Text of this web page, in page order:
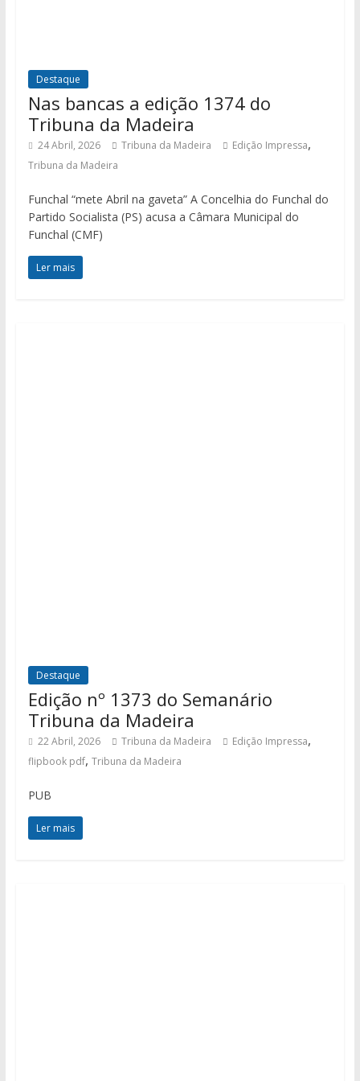
Destaque
Nas bancas a edição 1374 do
Tribuna da Madeira
24 Abril, 2026 Tribuna da Madeira Edição Impressa,
Tribuna da Madeira
Funchal “mete Abril na gaveta” A Concelhia do Funchal do
Partido Socialista (PS) acusa a Câmara Municipal do
Funchal (CMF)
Ler mais
Destaque
Edição nº 1373 do Semanário
Tribuna da Madeira
22 Abril, 2026 Tribuna da Madeira Edição Impressa,
flipbook pdf, Tribuna da Madeira
PUB
Ler mais